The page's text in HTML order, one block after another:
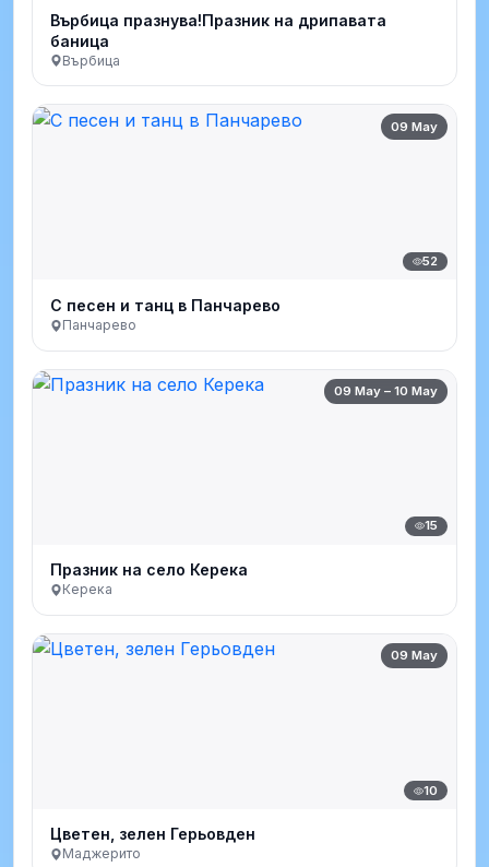
Върбица празнува!Празник на дрипавата
баница
Върбица
09 May
52
С песен и танц в Панчарево
Панчарево
09 May – 10 May
15
Празник на село Керека
Керека
09 May
10
Цветен, зелен Герьовден
Маджерито